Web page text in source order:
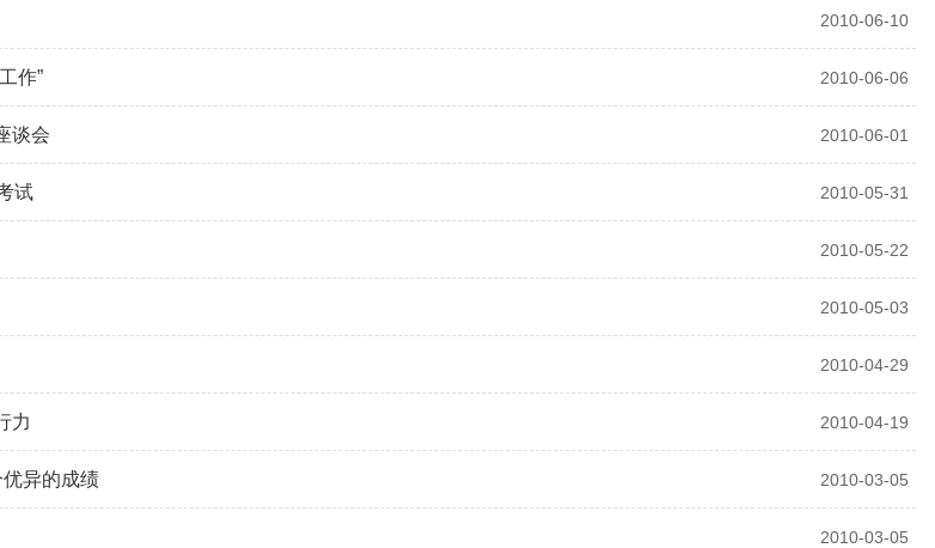
2010-06-10
作” 2010-06-06
谈会 2010-06-01
试 2010-05-31
2010-05-22
2010-05-03
2010-04-29
力 2010-04-19
异的成绩 2010-03-05
2010-03-05